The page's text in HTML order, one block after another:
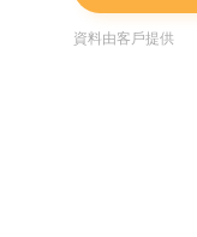
資料由客戶提供